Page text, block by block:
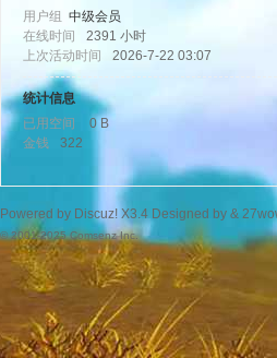
用户组 中级会员
在线时间
2391 小时
上次活动时间
2026-7-22 03:07
统计信息
已用空间
0 B
金钱
322
Powered by Discuz! X3.4 Designed by &
© 2001-2025Comsenz Inc.